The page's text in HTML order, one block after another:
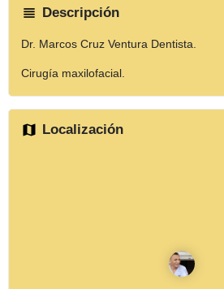
Descripción
Dr. Marcos Cruz Ventura Dentista.
Cirugía maxilofacial.
Localización